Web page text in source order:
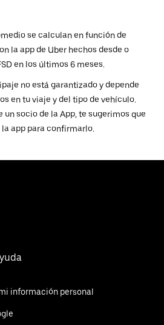
se calculan en función de
la app de Uber hechos desde o
en los últimos 6 meses.
no está garantizado y depende
en tu viaje y del tipo de vehículo.
un socio de la App, te sugerimos que
app para confirmarlo.
información personal